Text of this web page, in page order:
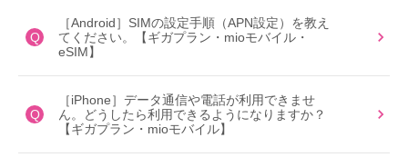
Q
［Android］SIMの設定手順（APN設定）を教え
てください。【ギガプラン・mioモバイル・
eSIM】
Q
［iPhone］データ通信や電話が利用できませ
ん。どうしたら利用できるようになりますか？
【ギガプラン・mioモバイル】